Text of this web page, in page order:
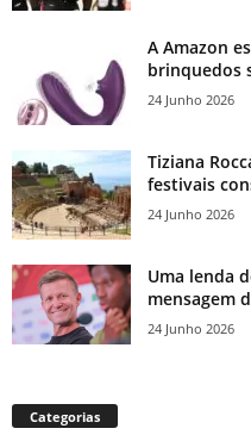
A Amazon
brinquedos
24 Junho 2026
Tiziana
festivais
24 Junho 2026
Uma lenda
mensagem
24 Junho 2026
Categorias